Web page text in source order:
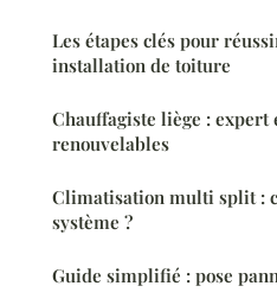
Les étapes clés pour
installation de toiture
Chauffagiste liège : expert
renouvelables
Climatisation multi split :
système ?
Guide simplifié : pose